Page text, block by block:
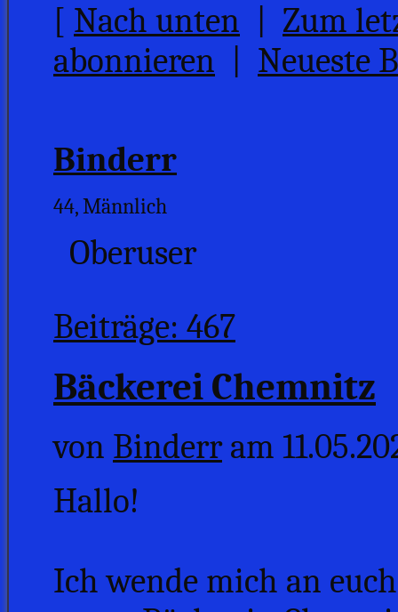
[ Nach unten
Zum
abonnieren
Neueste
Binderr
44, Männlich
Oberuser
Beiträge: 467
Bäckerei Chemnitz
von Binderram
Hallo!
Ich wende mich an